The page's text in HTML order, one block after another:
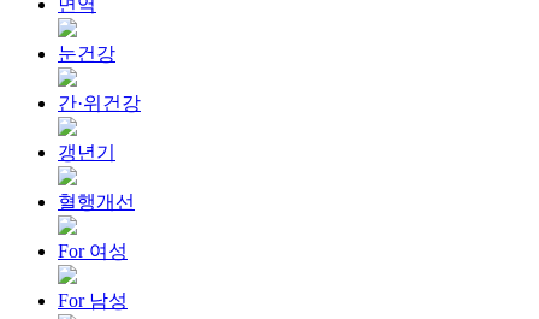
눈건강
간·위건강
갱년기
혈행개선
For 여성
For 남성